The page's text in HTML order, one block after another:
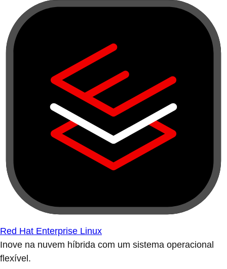
Red Hat Enterprise Linux
Inove na nuvem híbrida com um sistema operacional
flexível.